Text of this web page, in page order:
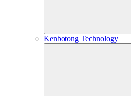
Kenbotong Technology